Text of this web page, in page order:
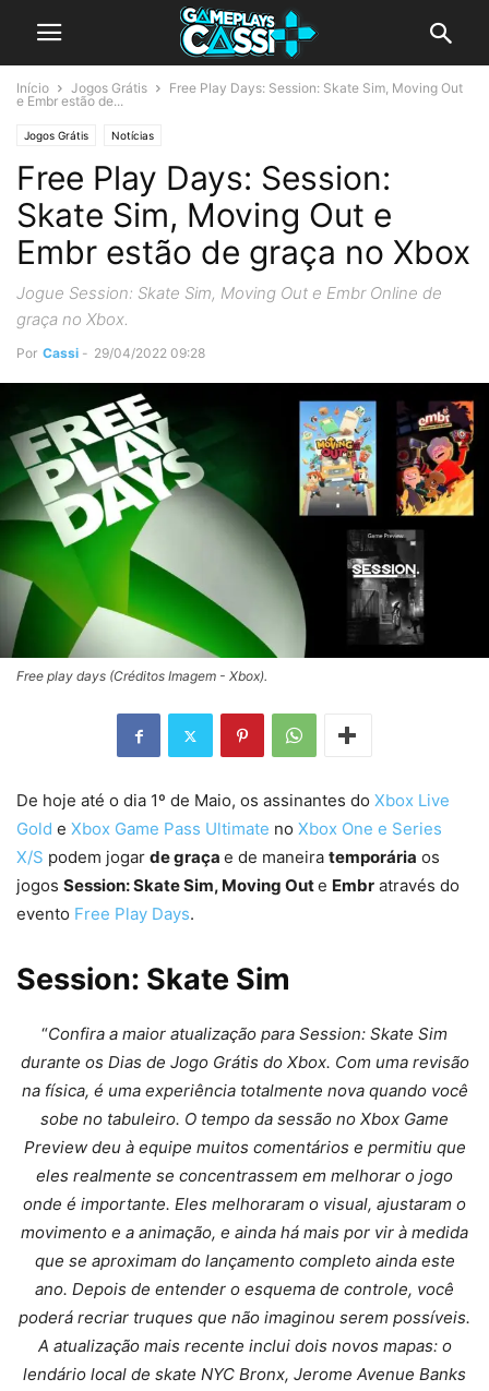
Início Jogos Grátis
Free Play Days: Session: Skate Sim, Moving Out
e Embr estão de...
Jogos Grátis Notícias
Free Play Days: Session:
Skate Sim, Moving Out e
Embr estão de graça no Xbox
Jogue Session: Skate Sim, Moving Out e Embr Online de
graça no Xbox.
Por Cassi - 29/04/2022 09:28
Free play days (Créditos Imagem - Xbox).
De hoje até o dia 1º de Maio, os assinantes do Xbox Live
Gold e Xbox Game Pass Ultimate no Xbox One e Series
X/S podem jogar de graça e de maneira temporária os
jogos Session: Skate Sim, Moving Oute Embr através do
evento Free Play Days.
Session: Skate Sim
“Confira a maior atualização para Session: Skate Sim
durante os Dias de Jogo Grátis do Xbox. Com uma revisão
na física, é uma experiência totalmente nova quando você
sobe no tabuleiro. O tempo da sessão no Xbox Game
Preview deu à equipe muitos comentários e permitiu que
eles realmente se concentrassem em melhorar o jogo
onde é importante. Eles melhoraram o visual, ajustaram o
movimento e a animação, e ainda há mais por vir à medida
que se aproximam do lançamento completo ainda este
ano. Depois de entender o esquema de controle, você
poderá recriar truques que não imaginou serem possíveis.
A atualização mais recente inclui dois novos mapas: o
lendário local de skate NYC Bronx, Jerome Avenue Banks